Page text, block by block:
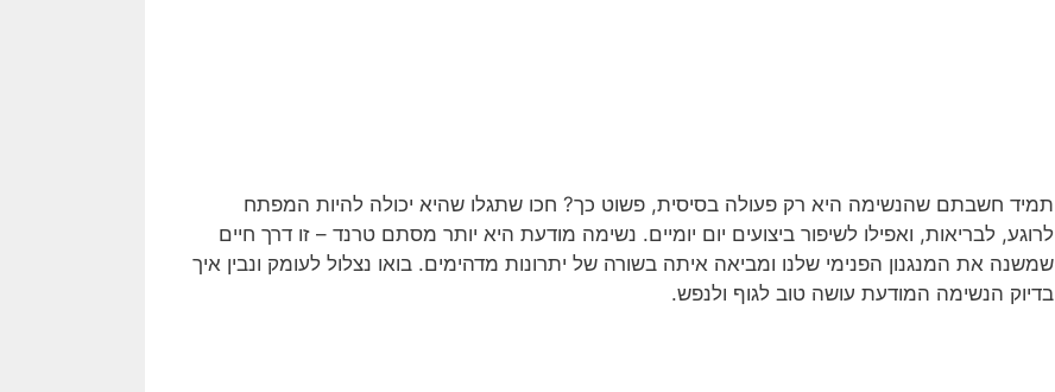
תמיד חשבתם שהנשימה היא רק פעולה בסיסית, פשוט כך? חכו שתגלו שהיא יכולה להיות המפתח
לרוגע, לבריאות, ואפילו לשיפור ביצועים יום יומיים. נשימה מודעת היא יותר מסתם טרנד – זו דרך חיים
שמשנה את המנגנון הפנימי שלנו ומביאה איתה בשורה של יתרונות מדהימים. בואו נצלול לעומק ונבין איך
בדיוק הנשימה המודעת עושה טוב לגוף ולנפש.